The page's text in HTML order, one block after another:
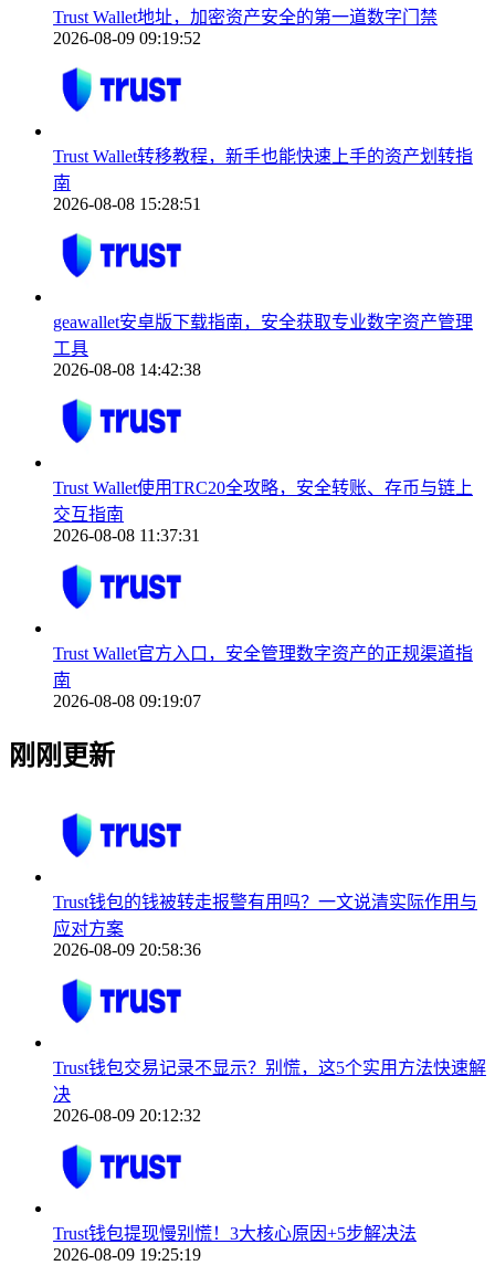
Trust Wallet地址，加密资产安全的第一道数字门禁
2026-08-09 09:19:52
Trust Wallet转移教程，新手也能快速上手的资产划转指
南
2026-08-08 15:28:51
geawallet安卓版下载指南，安全获取专业数字资产管理
工具
2026-08-08 14:42:38
Trust Wallet使用TRC20全攻略，安全转账、存币与链上
交互指南
2026-08-08 11:37:31
Trust Wallet官方入口，安全管理数字资产的正规渠道指
南
2026-08-08 09:19:07
刚刚更新
Trust钱包的钱被转走报警有用吗？一文说清实际作用与
应对方案
2026-08-09 20:58:36
Trust钱包交易记录不显示？别慌，这5个实用方法快速解
决
2026-08-09 20:12:32
Trust钱包提现慢别慌！3大核心原因+5步解决法
2026-08-09 19:25:19